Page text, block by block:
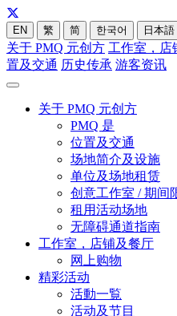
EN 繁 简 한국어 日本語
关于 PMQ 元创方 工作室，店
置及交通 历史传承 游客资讯
关于 PMQ 元创方
PMQ 是
位置及交通
场地简介及设施
单位及场地租赁
创意工作室 / 期间
租用活动场地
无障碍通道指南
工作室，店铺及餐厅
网上购物
精彩活动
活動一覧
活动及节目